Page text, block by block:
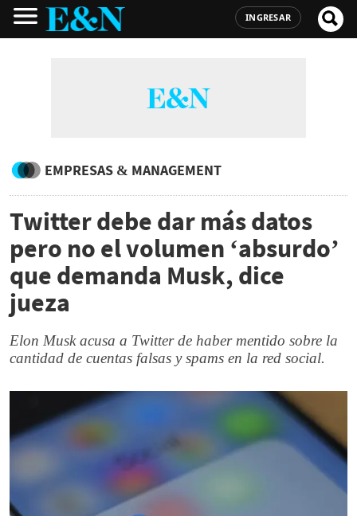
INGRESAR
EMPRESAS & MANAGEMENT
Twitter debe dar más datos
pero no el volumen ‘absurdo’
que demanda Musk, dice
jueza
Elon Musk acusa a Twitter de haber mentido sobre la
cantidad de cuentas falsas y spams en la red social.